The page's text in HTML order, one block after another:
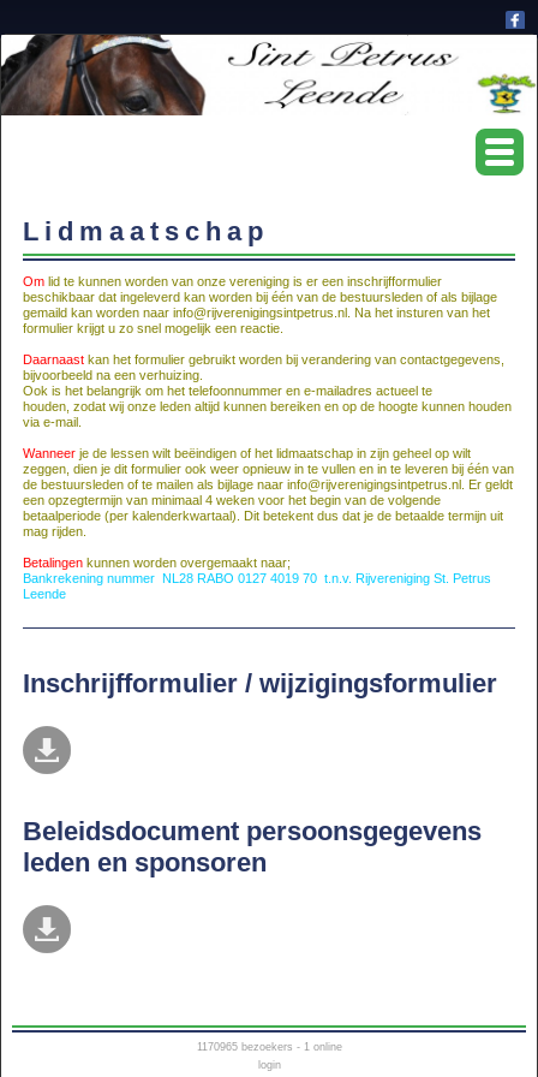
Lidmaatschap
Omlid te kunnen worden van onze vereniging is er een inschrijfformulier
beschikbaar dat ingeleverd kan worden bij één van de bestuursleden of als bijlage
gemaild kan worden naar info@rijverenigingsintpetrus.nl. Na het insturen van het
formulier krijgt u zo snel mogelijk een reactie.
Daarnaastkan het formulier gebruikt worden bij verandering van contactgegevens,
bijvoorbeeld na een verhuizing.
Ook is het belangrijk om het telefoonnummer en e-mailadres actueel te
houden, zodat wij onze leden altijd kunnen bereiken en op de hoogte kunnen houden
via e-mail.
Wanneerje de lessen wilt beëindigen of het lidmaatschap in zijn geheel op wilt
zeggen, dien je dit formulier ook weer opnieuw in te vullen en in te leveren bij één van
de bestuursleden of te mailen als bijlage naar info@rijverenigingsintpetrus.nl.
Er geldt
een opzegtermijn van minimaal 4 weken voor het begin van de volgende
betaalperiode (per kalenderkwartaal).
Dit betekent dus dat je de betaalde termijn uit
mag rijden.
Betalingenkunnen worden overgemaakt naar;
Bankrekening nummer NL28 RABO 0127 4019 70 t.n.v. Rijvereniging St. Petrus
Leende
Inschrijfformulier / wijzigingsformulier
Beleidsdocument persoonsgegevens
leden en sponsoren
1170965bezoekers - 1 online
login